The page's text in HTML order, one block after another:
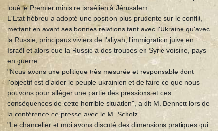
loué le Premier ministre israélien à Jérusalem.
L'Etat hébreu a adopté une position plus prudente sur le conflit,
mettant en avant ses bonnes relations tant avec l'Ukraine qu'avec
la Russie, principaux viviers de l'aliyah, l'immigration juive en
Israël et alors que la Russie a des troupes en Syrie voisine, pays
en guerre.
"Nous avons une politique très mesurée et responsable dont
l'objectif est d'aider le peuple ukrainien et de faire ce que nous
pouvons pour alléger une partie des pressions et des
conséquences de cette horrible situation", a dit M. Bennett lors de
la conférence de presse avec le M. Scholz.
"Le chancelier et moi avons discuté des dimensions pratiques qui